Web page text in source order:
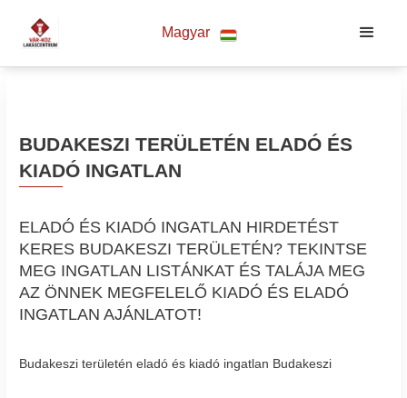
Magyar
BUDAKESZI TERÜLETÉN ELADÓ ÉS
KIADÓ INGATLAN
ELADÓ ÉS KIADÓ INGATLAN HIRDETÉST
KERES BUDAKESZI TERÜLETÉN? TEKINTSE
MEG INGATLAN LISTÁNKAT ÉS TALÁJA MEG
AZ ÖNNEK MEGFELELŐ KIADÓ ÉS ELADÓ
INGATLAN AJÁNLATOT!
Budakeszi területén eladó és kiadó ingatlan Budakeszi